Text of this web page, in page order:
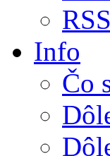
Info
Čo